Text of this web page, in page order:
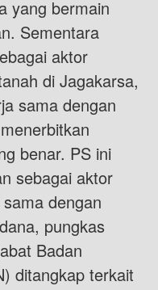
yang bermain
Sementara
aktor
di Jagakarsa,
sama dengan
benar. PS ini
sebagai aktor
dengan
pungkas
Badan
ditangkap terkait